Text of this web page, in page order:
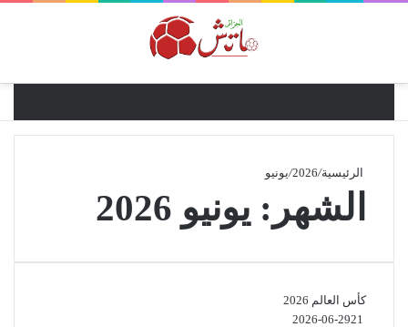
الرئيسية/
2026
/يونيو
الشهر: يونيو 2026
كأس العالم 2026
2026-06-29